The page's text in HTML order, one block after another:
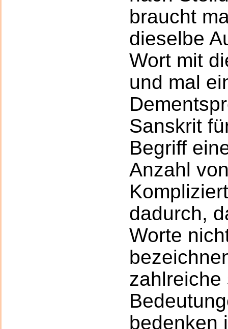
braucht
dieselbe
Wort mit
und mal
Sanskrit
Begriff
Anzahl
dadurch,
Worte
zahlreiche
bedenken